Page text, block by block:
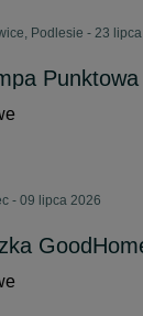
Podlesie - 23
- 09 lipca 2026